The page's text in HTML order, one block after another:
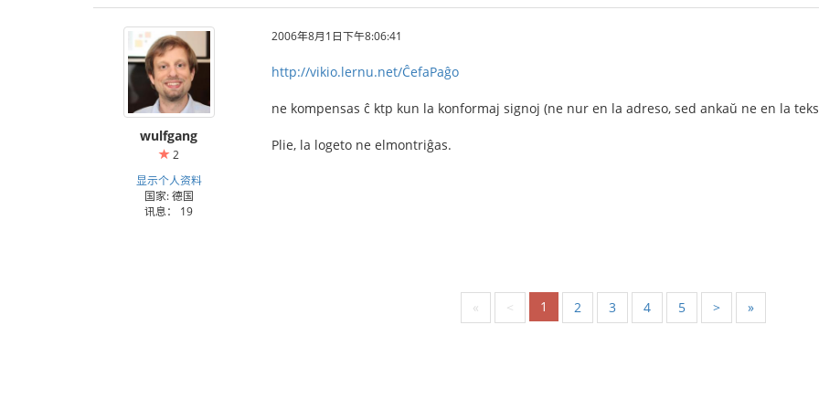
wulfgang
2
显示个人资料
国家: 德国
讯息： 19
2006年8月1日下午8:06:41
http://vikio.lernu.net/ĈefaPaĝo
ne kompensas ĉ ktp kun la konformaj signoj (ne nur en la adreso, sed ankaŭ ne en la
Plie, la logeto ne elmontriĝas.
« < 1 2 3 4 5 > »